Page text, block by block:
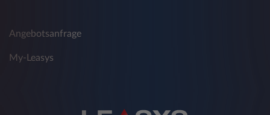
Angebotsanfrage
My-Leasys